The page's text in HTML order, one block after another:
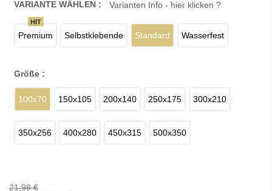
VARIANTE WÄHLEN : Varianten Info - hier klicken ?
Premium
HIT
Selbstklebende Standard Wasserfest
Größe :
100x70 150x105 200x140 250x175 300x210
350x256 400x280 450x315 500x350
21,99 €